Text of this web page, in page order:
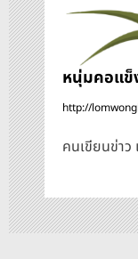
หนุ่มคอแข็
http://
คนเขียนข่า